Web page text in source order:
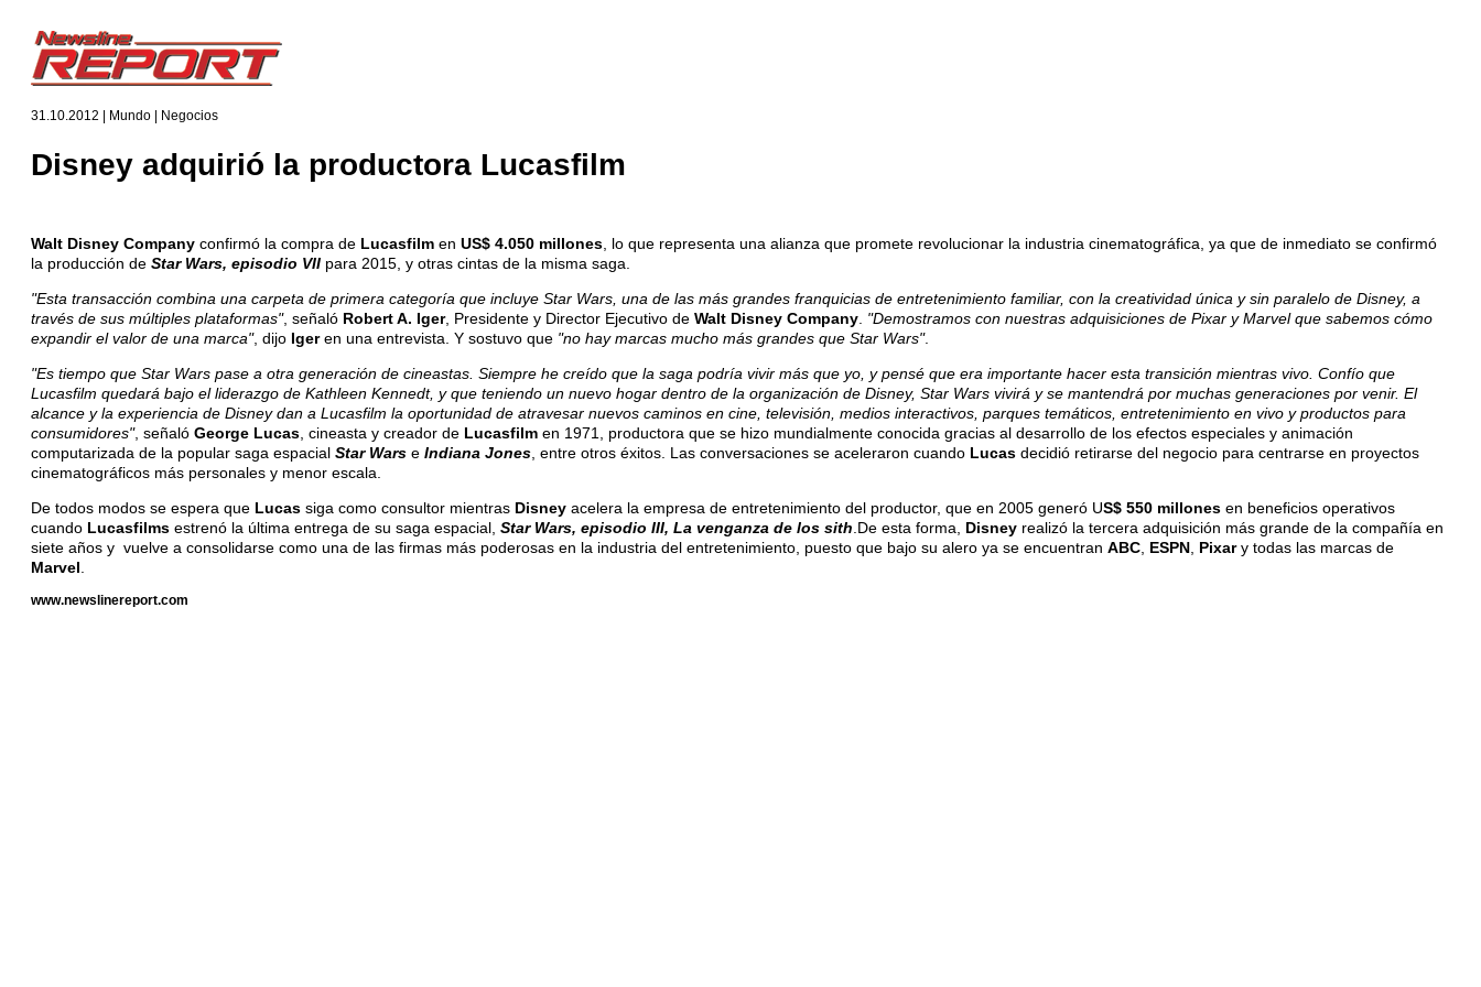
31.10.2012 | Mundo | Negocios
Disney adquirió la productora Lucasfilm
Walt Disney Company confirmó la compra de Lucasfilm en US$ 4.050 millones , lo que representa una alianza que promete revolucionar la industria cinematográfica, ya que de inmediato se confirmó
la producción de Star Wars, episodio VII para 2015, y otras cintas de la misma saga.
"Esta transacción combina una carpeta de primera categoría que incluye Star Wars, una de las más grandes franquicias de entretenimiento familiar, con la creatividad única y sin paralelo de Disney, a
través de sus múltiples plataformas", señaló Robert A. Iger, Presidente y Director Ejecutivo de Walt Disney Company "Demostramos con nuestras adquisiciones de Pixar y Marvel que sabemos cómo
expandir el valor de una marca", dijo Igeren una entrevista. Y sostuvo que "no hay marcas mucho más grandes que Star Wars".
"Es tiempo que Star Wars pase a otra generación de cineastas. Siempre he creído que la saga podría vivir más que yo, y pensé que era importante hacer esta transición mientras vivo. Confío que
Lucasfilm quedará bajo el liderazgo de Kathleen Kennedt, y que teniendo un nuevo hogar dentro de la organización de Disney, Star Wars vivirá y se mantendrá por muchas generaciones por venir. El
alcance y la experiencia de Disney dan a Lucasfilm la oportunidad de atravesar nuevos caminos en cine, televisión, medios interactivos, parques temáticos, entretenimiento en vivo y productos para
consumidores", señaló George Lucas , cineasta y creador de Lucasfilm en 1971, productora que se hizo mundialmente conocida gracias al desarrollo de los efectos especiales y animación
computarizada de la popular saga espacial Star Wars e Indiana Jones , entre otros éxitos. Las conversaciones se aceleraron cuando Lucas decidió retirarse del negocio para centrarse en proyectos
cinematográficos más personales y menor escala.
De todos modos se espera que Lucas siga como consultor mientras Disney acelera la empresa de entretenimiento del productor, que en 2005 generó US$ 550 millones en beneficios operativos
cuando Lucasfilms estrenó la última entrega de su saga espacial, Star Wars, episodio III, La venganza de los sith .De esta forma, Disney realizó la tercera adquisición más grande de la compañía en
siete años y vuelve a consolidarse como una de las firmas más poderosas en la industria del entretenimiento, puesto que bajo su alero ya se encuentran ABC ESPN Pixary todas las marcas de
Marvel
www.newslinereport.com